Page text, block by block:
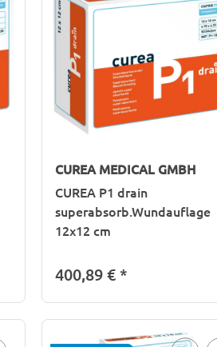
CUREA MEDICAL GMBH
CUREA P1 drain
superabsorb.Wundauflage
12x12 cm
400,89 €*